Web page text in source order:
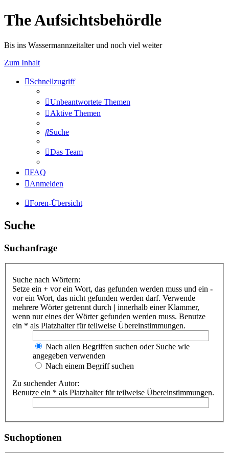
The Aufsichtsbehördle
Bis ins Wassermannzeitalter und noch viel weiter
Zum Inhalt
Schnellzugriff
Unbeantwortete Themen
Aktive Themen
Suche
Das Team
FAQ
Anmelden
Foren-Übersicht
Suche
Suchanfrage
Suche nach Wörtern:
Setze ein + vor ein Wort, das gefunden werden muss und ein -
vor ein Wort, das nicht gefunden werden darf. Verwende
mehrere Wörter getrennt durch | innerhalb einer Klammer,
wenn nur eines der Wörter gefunden werden muss. Benutze
ein * als Platzhalter für teilweise Übereinstimmungen.
Nach allen Begriffen suchen oder Suche wie
angegeben verwenden
Nach einem Begriff suchen
Zu suchender Autor:
Benutze ein * als Platzhalter für teilweise Übereinstimmungen.
Suchoptionen